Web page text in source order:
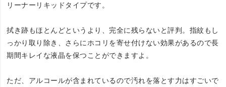
リーナーリキッドタイプです。
拭き跡もほとんどというより、完全に残らないと評判。指紋もし
っかり取り除き、さらにホコリを寄せ付けない効果があるので長
期間キレイな液晶を保つことができますよ。
ただ、アルコールが含まれているので汚れを落とす力はすごいで